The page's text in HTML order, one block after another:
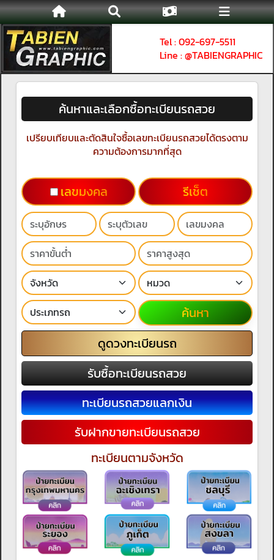
Tel : 092-697-5511
Line : @TABIENGRAPHIC
ค้นหาและเลือกซื้อทะเบียนรถสวย
เปรียบเทียบและตัดสินใจซื้อเลขทะเบียนรถสวยได้ตรงตาม
ความต้องการมากที่สุด
เลขมงคล รีเช็ต
ค้นหา
ดูดวงทะเบียนรถ
รับซื้อทะเบียนรถสวย
ทะเบียนรถสวยแลกเงิน
รับฝากขายทะเบียนรถสวย
ทะเบียนตามจังหวัด